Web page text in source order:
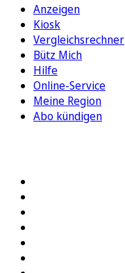
Anzeigen
Kiosk
Vergleichsrechner
Bütz Mich
Hilfe
Online-Service
Meine Region
Abo kündigen